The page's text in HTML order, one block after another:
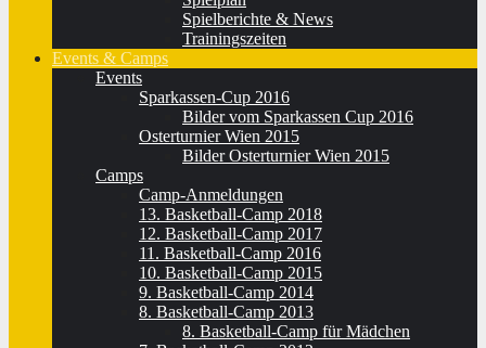
Spielberichte & News
Trainingszeiten
Events & Camps
Events
Sparkassen-Cup 2016
Bilder vom Sparkassen Cup 2016
Osterturnier Wien 2015
Bilder Osterturnier Wien 2015
Camps
Camp-Anmeldungen
13. Basketball-Camp 2018
12. Basketball-Camp 2017
11. Basketball-Camp 2016
10. Basketball-Camp 2015
9. Basketball-Camp 2014
8. Basketball-Camp 2013
8. Basketball-Camp für Mädchen